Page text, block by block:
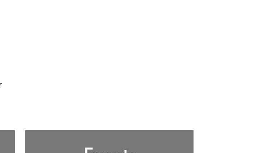
Erleben Sie bayerische Edelbrand-
Kultur und unsere Freude am Feiern